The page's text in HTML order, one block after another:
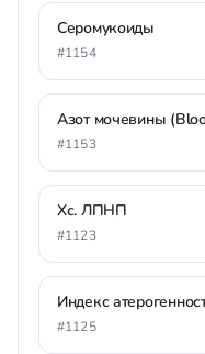
Серомукоиды
#1154
Азот мочевины
#1153
Хс. ЛПНП
#1123
Индекс
#1125